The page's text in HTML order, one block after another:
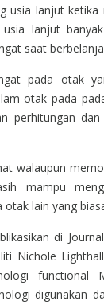
usia lanjut ketika
lanjut
saat
pada otak
otak pada
perhitungan
walaupun
mampu
lain yang
di
Nichole
functional
digunakan